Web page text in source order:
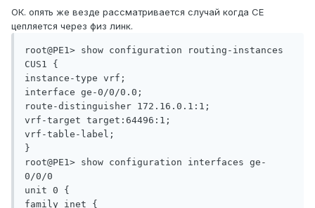
ОК. опять же везде рассматривается случай когда СЕ
цепляется через физ линк.
root@PE1> show configuration routing-instances
CUS1 {
instance-type vrf;
interface ge-0/0/0.0;
route-distinguisher 172.16.0.1:1;
vrf-target target:64496:1;
vrf-table-label;
}
root@PE1> show configuration interfaces ge-
0/0/0
unit 0 {
family inet {